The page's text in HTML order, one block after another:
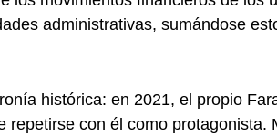
administrativas, sumándose
histórica: en 2021, el propio
repetirse con él como